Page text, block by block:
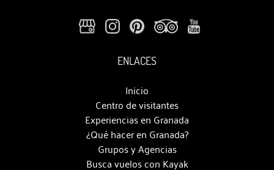
ENLACES
Inicio
Centro de visitantes
Experiencias en Granada
¿Qué hacer en Granada?
Grupos y Agencias
Busca vuelos con Kayak